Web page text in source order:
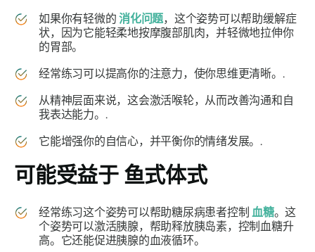
如果你有轻微的消化问题，这个姿势可以帮助缓解症
状，因为它能轻柔地按摩腹部肌肉，并轻微地拉伸你
的胃部。
经常练习可以提高你的注意力，使你思维更清晰。.
从精神层面来说，这会激活喉轮，从而改善沟通和自
我表达能力。.
它能增强你的自信心，并平衡你的情绪发展。.
可能受益于 鱼式体式
经常练习这个姿势可以帮助糖尿病患者控制血糖。这
个姿势可以激活胰腺，帮助释放胰岛素，控制血糖升
高。它还能促进胰腺的血液循环。